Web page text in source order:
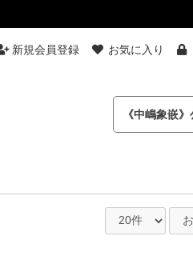
新規会員登録 お気に入り
《中嶋象嵌